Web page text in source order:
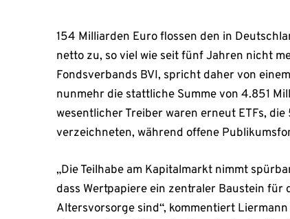
154 Milliarden Euro flossen den in
netto zu, so viel wie seit fünf Jahren nicht
Fondsverbands BVI, spricht daher von
nunmehr die stattliche Summe von 4.851
wesentlicher Treiber waren erneut ETFs,
verzeichneten, während offene
„Die Teilhabe am Kapitalmarkt nimmt
dass Wertpapiere ein zentraler Baustein für
Altersvorsorge sind“, kommentiert